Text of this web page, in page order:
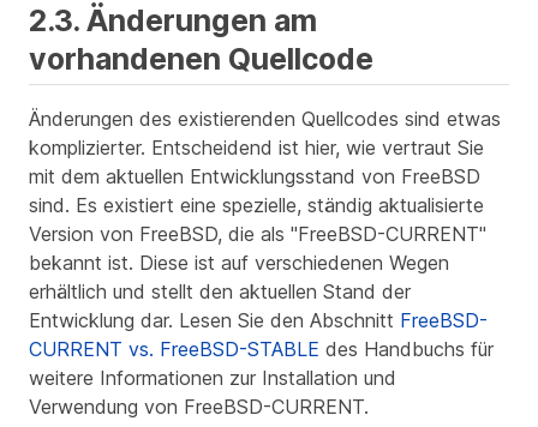
2.3. Änderungen am
vorhandenen Quellcode
Änderungen des existierenden Quellcodes sind etwas
komplizierter. Entscheidend ist hier, wie vertraut Sie
mit dem aktuellen Entwicklungsstand von FreeBSD
sind. Es existiert eine spezielle, ständig aktualisierte
Version von FreeBSD, die als "FreeBSD-CURRENT"
bekannt ist. Diese ist auf verschiedenen Wegen
erhältlich und stellt den aktuellen Stand der
Entwicklung dar. Lesen Sie den Abschnitt FreeBSD-
CURRENT vs. FreeBSD-STABLE des Handbuchs für
weitere Informationen zur Installation und
Verwendung von FreeBSD-CURRENT.